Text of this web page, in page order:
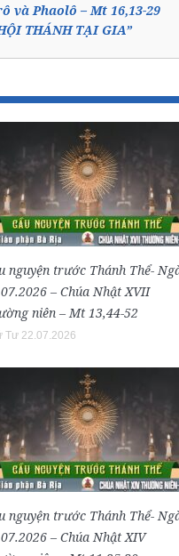
và Phaolô – Mt 16,13-29
THÁNH TẠI GIA”
nguyện trước Thánh Thể-
– Chúa Nhật XVII
niên – Mt 13,44-52
Tư 22.07.2026
nguyện trước Thánh Thể-
– Chúa Nhật XIV